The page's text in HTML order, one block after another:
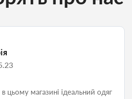
цьому магазині ідеальний одяг